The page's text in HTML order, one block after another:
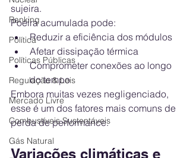
Ranking
Política
Políticas Públicas
Regulação & Leis
Mercado Livre
Combustíveis Sustentáveis
Gás Natural
sujeira.
Poeira acumulada pode:
Reduzir a eficiência dos módulos
Afetar dissipação térmica
Comprometer conexões ao longo
do tempo
Embora muitas vezes negligenciado,
esse é um dos fatores mais comuns de
perda de performance.
Variações climáticas e